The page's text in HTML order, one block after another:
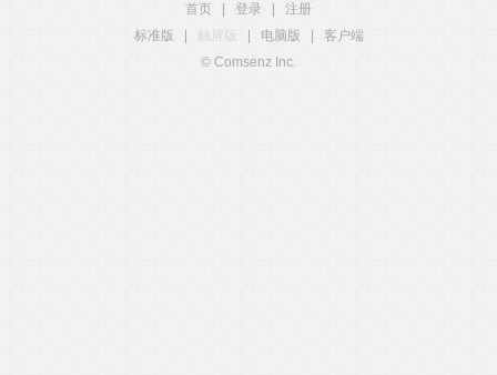
首页 登录
注册
标准版
触屏版 电脑版
客户端
© Comsenz Inc.